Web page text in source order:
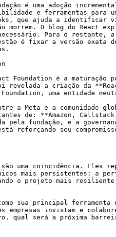
é uma adoção
e ferramentas
que ajuda a identificar
morrem. O blog do React
Para o restante,
é fixar a versão
Foundation é a
revelada a criação da
uma entidade
a Meta e a comunidade
de: **Amazon,
fundação, e a
reforçando seu
uma coincidência. Eles
mais persistentes: a
o projeto mais
sua principal
empresas invistam e
qual será a próxima